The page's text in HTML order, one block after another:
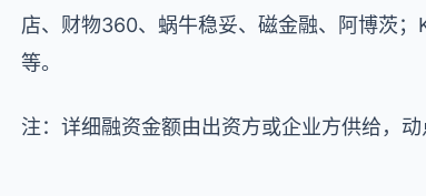
店、财物360、蜗牛稳妥、磁金融、阿博茨
等。
注：详细融资金额由出资方或企业方供给，动